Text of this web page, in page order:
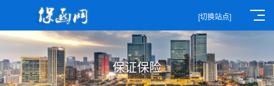
[切换站点]
保证保险